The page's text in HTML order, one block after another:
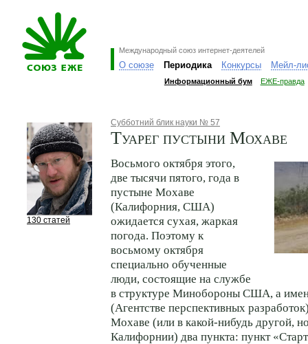
Международный союз интернет-деятелей
О союзе Периодика Конкурсы Мейл-
Информационный бум ЕЖЕ-правда
130 статей
Субботний блик науки № 57
Туарег пустыни Мохаве
Восьмого октября этого,
две тысячи пятого, года в
пустыне Мохаве
(Калифорния, США)
ожидается сухая, жаркая
погода. Поэтому к
восьмому октября
специально обученные
люди, состоящие на службе
в структуре Минобороны США, а
(Агентстве перспективных
Мохаве (или в какой-нибудь другой,
Калифорнии) два пункта: пункт